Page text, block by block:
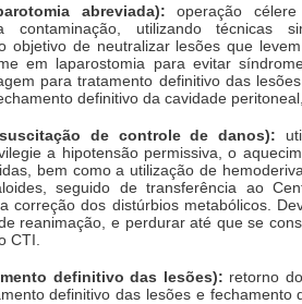
abreviada): operação
contaminação, utilizando técnicas
objetivo de neutralizar lesões que
em laparostomia para evitar
para tratamento definitivo das
definitivo da cavidade
de controle de danos):
a hipotensão permissiva, o
bem como a utilização de
seguido de transferência ao
correção dos distúrbios metabólicos.
reanimação, e perdurar até que se
CTI.
definitivo das lesões): retorno
definitivo das lesões e fechamento